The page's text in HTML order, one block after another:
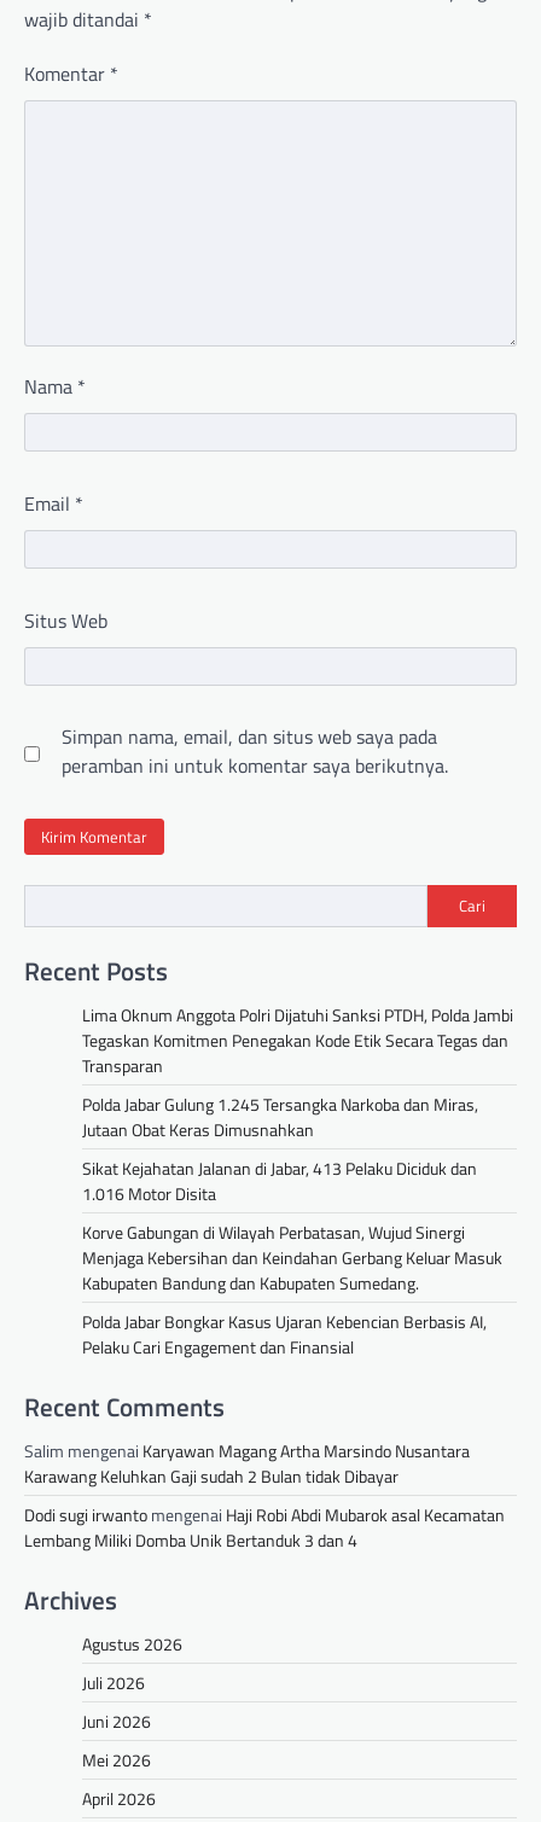
wajib ditandai *
Komentar *
Nama *
Email *
Situs Web
Simpan nama, email, dan situs web saya pada
peramban ini untuk komentar saya berikutnya.
Cari
Recent Posts
Lima Oknum Anggota Polri Dijatuhi Sanksi PTDH, Polda Jambi
Tegaskan Komitmen Penegakan Kode Etik Secara Tegas dan
Transparan
Polda Jabar Gulung 1.245 Tersangka Narkoba dan Miras,
Jutaan Obat Keras Dimusnahkan
Sikat Kejahatan Jalanan di Jabar, 413 Pelaku Diciduk dan
1.016 Motor Disita
Korve Gabungan di Wilayah Perbatasan, Wujud Sinergi
Menjaga Kebersihan dan Keindahan Gerbang Keluar Masuk
Kabupaten Bandung dan Kabupaten Sumedang.
Polda Jabar Bongkar Kasus Ujaran Kebencian Berbasis AI,
Pelaku Cari Engagement dan Finansial
Recent Comments
Salim mengenai Karyawan Magang Artha Marsindo Nusantara
Karawang Keluhkan Gaji sudah 2 Bulan tidak Dibayar
Dodi sugi irwantomengenai Haji Robi Abdi Mubarok asal Kecamatan
Lembang Miliki Domba Unik Bertanduk 3 dan 4
Archives
Agustus 2026
Juli 2026
Juni 2026
Mei 2026
April 2026